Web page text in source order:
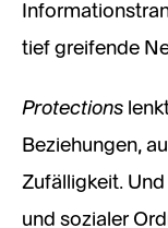
tief greifende
Protections
Beziehungen,
Zufälligkeit.
und sozialer